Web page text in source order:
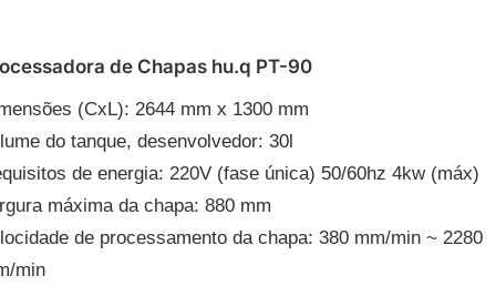
de Chapas hu.q PT-90
(CxL): 2644 mm x 1300 mm
do tanque, desenvolvedor: 30l
de energia: 220V (fase única) 50/60hz 4kw (máx)
máxima da chapa: 880 mm
de processamento da chapa: 380 mm/min ~ 2280
min